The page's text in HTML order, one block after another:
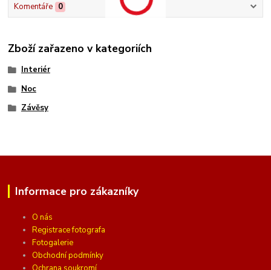
Komentáře 0
Zboží zařazeno v kategoriích
Interiér
Noc
Závěsy
Informace pro zákazníky
O nás
Registrace fotografa
Fotogalerie
Obchodní podmínky